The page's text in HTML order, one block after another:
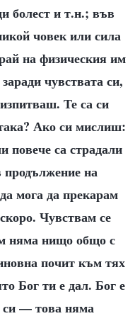
болест и т.н.; във
човек или сила
на физическия им
чувствата си,
Те са си
Ако си мислиш:
повече са страдали
продължение на
мога да прекарам
Чувствам се
няма нищо общо с
почит към тях
Бог ти е дал. Бог е
си — това няма